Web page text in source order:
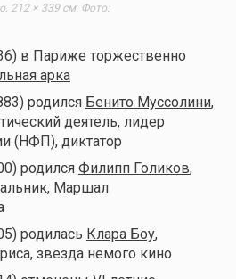
212 × 339 см. Фото:
в Париже торжественно
арка
родился Бенито Муссолини,
деятель, лидер
(НФП), диктатор
родился Филипп Голиков,
Маршал
родилась Клара Боу,
звезда немого кино